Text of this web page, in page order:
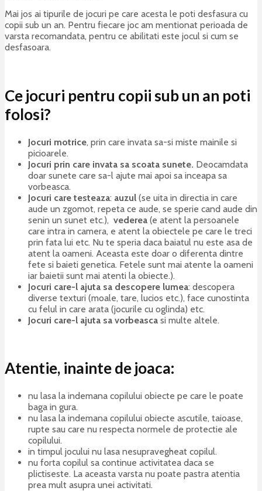
Mai jos ai tipurile de jocuri pe care acesta le poti desfasura cu
copii sub un an. Pentru fiecare joc am mentionat perioada de
varsta recomandata, pentru ce abilitati este jocul si cum se
desfasoara.
Ce jocuri pentru copii sub un an poti
folosi?
Jocuri motrice, prin care invata sa-si miste mainile si
picioarele.
Jocuri prin care invata sa scoata sunete. Deocamdata
doar sunete care sa-l ajute mai apoi sa inceapa sa
vorbeasca.
Jocuri care testeaza: auzul (se uita in directia in care
aude un zgomot, repeta ce aude, se sperie cand aude din
senin un sunet etc.), vederea (e atent la persoanele
care intra in camera, e atent la obiectele pe care le treci
prin fata lui etc. Nu te speria daca baiatul nu este asa de
atent la oameni. Aceasta este doar o diferenta dintre
fete si baieti genetica. Fetele sunt mai atente la oameni
iar baietii sunt mai atenti la obiecte.).
Jocuri care-l ajuta sa descopere lumea: descopera
diverse texturi (moale, tare, lucios etc.), face cunostinta
cu felul in care arata (jocurile cu oglinda) etc.
Jocuri care-l ajuta sa vorbeasca si multe altele.
Atentie, inainte de joaca:
nu lasa la indemana copilului obiecte pe care le poate
baga in gura.
nu lasa la indemana copilului obiecte ascutile, taioase,
rupte sau care nu respecta normele de protectie ale
copilului.
in timpul jocului nu lasa nesupravegheat copilul.
nu forta copilul sa continue activitatea daca se
plictiseste. La aceasta varsta nu poate pastra atentia
prea mult asupra unei activitati.